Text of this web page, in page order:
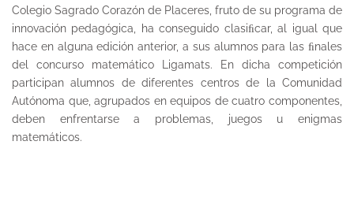
Colegio Sagrado Corazón de Placeres, fruto de su programa de
innovación pedagógica, ha conseguido clasiﬁcar, al igual que
hace en alguna edición anterior, a sus alumnos para las ﬁnales
del concurso matemático Ligamats. En dicha competición
participan alumnos de diferentes centros de la Comunidad
Autónoma que, agrupados en equipos de cuatro componentes,
deben enfrentarse a problemas, juegos u enigmas
matemáticos.